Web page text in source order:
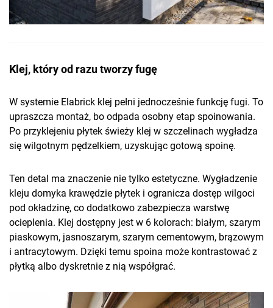
Klej, który od razu tworzy fugę
W systemie Elabrick klej pełni jednocześnie funkcję fugi. To
upraszcza montaż, bo odpada osobny etap spoinowania.
Po przyklejeniu płytek świeży klej w szczelinach wygładza
się wilgotnym pędzelkiem, uzyskując gotową spoinę.
Ten detal ma znaczenie nie tylko estetyczne. Wygładzenie
kleju domyka krawędzie płytek i ogranicza dostęp wilgoci
pod okładzinę, co dodatkowo zabezpiecza warstwę
ocieplenia. Klej dostępny jest w 6 kolorach: białym, szarym
piaskowym, jasnoszarym, szarym cementowym, brązowym
i antracytowym. Dzięki temu spoina może kontrastować z
płytką albo dyskretnie z nią współgrać.